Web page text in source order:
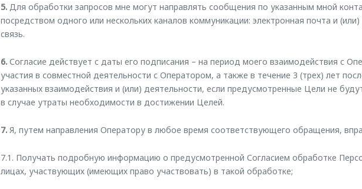
5. Для обработки запросов мне могут направлять сообщения по указанным мной
посредством одного или нескольких каналов коммуникации: электронная почта и
связь.
6. Согласие действует с даты его подписания – на период моего взаимодействия с
участия в совместной деятельности с Оператором, а также в течение 3 (трех) лет
указанных взаимодействия и (или) деятельности, если предусмотренные Цели не
в случае утраты необходимости в достижении Целей.
7. Я, путем направления Оператору в любое время соответствующего обращения,
7.1. Получать подробную информацию о предусмотренной Согласием обработке
лицах, участвующих (имеющих право участвовать) в такой обработке;